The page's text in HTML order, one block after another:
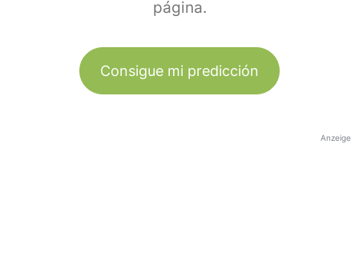
página.
Consigue mi predicción
Anzeige